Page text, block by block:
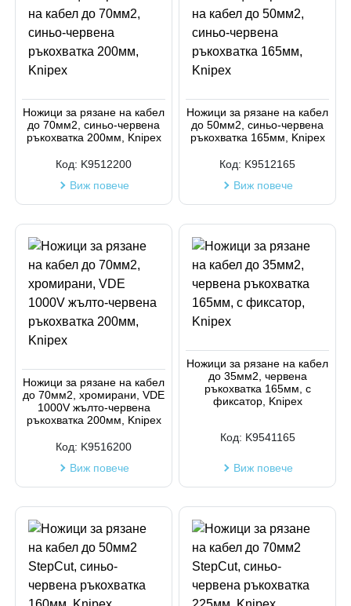
Ножици за рязане на кабел
до 70мм2, синьо-червена
ръкохватка 200мм, Knipex
Код: K9512200
Виж повече
Ножици за рязане на кабел
до 50мм2, синьо-червена
ръкохватка 165мм, Knipex
Код: K9512165
Виж повече
Ножици за рязане на кабел
до 70мм2, хромирани, VDE
1000V жълто-червена
ръкохватка 200мм, Knipex
Код: K9516200
Виж повече
Ножици за рязане на кабел
до 35мм2, червена
ръкохватка 165мм, с
фиксатор, Knipex
Код: K9541165
Виж повече